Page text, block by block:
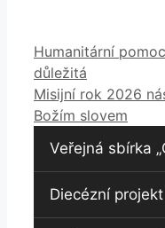
Humanitární
důležitá
Misijní rok 2026
Božím slovem
Veřejná sbírka
Diecézní